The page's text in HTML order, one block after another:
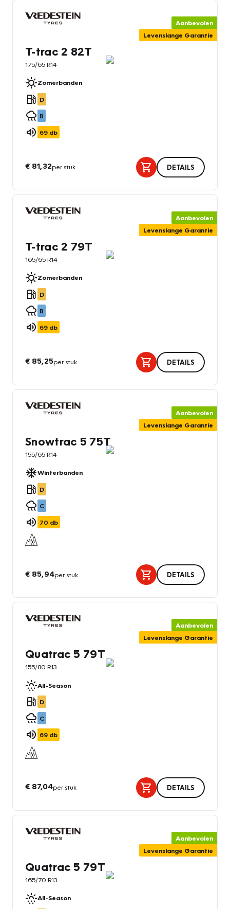
Aanbevolen
Levenslange Garantie
T-trac 2 82T
175/65 R14
Zomerbanden
D
B
69 db
€ 81,32per stuk DETAILS
Aanbevolen
Levenslange Garantie
T-trac 2 79T
165/65 R14
Zomerbanden
D
B
69 db
€ 85,25per stuk DETAILS
Aanbevolen
Levenslange Garantie
Snowtrac 5 75T
155/65 R14
Winterbanden
D
C
70 db
€ 85,94per stuk DETAILS
Aanbevolen
Levenslange Garantie
Quatrac 5 79T
155/80 R13
All-Season
D
C
69 db
€ 87,04per stuk DETAILS
Aanbevolen
Levenslange Garantie
Quatrac 5 79T
165/70 R13
All-Season